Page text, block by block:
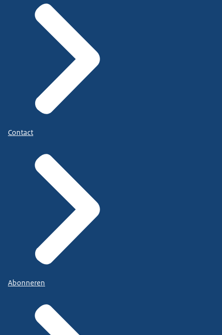
Contact
Abonneren